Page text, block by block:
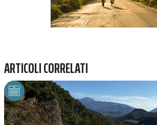
ARTICOLI CORRELATI